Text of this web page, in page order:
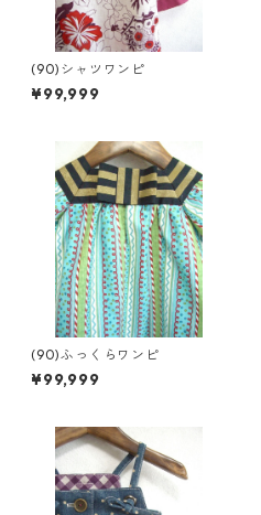
(90)シャツワンピ
¥99,999
(90)ふっくらワンピ
¥99,999